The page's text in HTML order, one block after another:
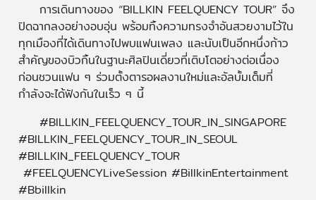
การเดินทางของ “BILLKIN FEELQUENCY TOUR” จึง
ปิดฉากลงอย่างอบอุ่น พร้อมทิ้งความทรงจำอันสวยงามไว้ใน
ทุกเมืองที่ได้เดินทางไปพบแฟนเพลง และนับเป็นอีกหนึ่งก้าว
สำคัญของบิวกิ้นในฐานะศิลปินเดี่ยวที่เติบโตอย่างต่อเนื่อง
ก่อนชวนแฟน ๆ ร่วมตั้งตารอผลงานใหม่และอัลบั้มเต็มที่
กำลังจะได้ฟังกันในเร็ว ๆ นี้
#BILLKIN_FEELQUENCY_TOUR_IN_SINGAPORE
#BILLKIN_FEELQUENCY_TOUR_IN_SEOUL
#BILLKIN_FEELQUENCY_TOUR
#FEELQUENCYLiveSession #BillkinEntertainment
#Bbillkin